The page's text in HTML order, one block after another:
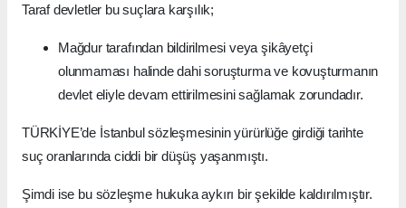
Taraf devletler bu suçlara karşılık;
Mağdur tarafından bildirilmesi veya şikâyetçi
olunmaması halinde dahi soruşturma ve kovuşturmanın
devlet eliyle devam ettirilmesini sağlamak zorundadır.
TÜRKİYE’de İstanbul sözleşmesinin yürürlüğe girdiği tarihte
suç oranlarında ciddi bir düşüş yaşanmıştı.
Şimdi ise bu sözleşme hukuka aykırı bir şekilde kaldırılmıştır.